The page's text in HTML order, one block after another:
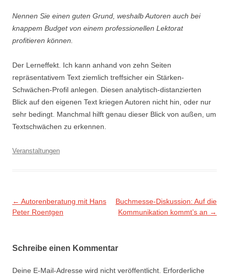
Nennen Sie einen guten Grund, weshalb Autoren auch bei
knappem Budget von einem professionellen Lektorat
profitieren können.
Der Lerneffekt. Ich kann anhand von zehn Seiten
repräsentativem Text ziemlich treffsicher ein Stärken-
Schwächen-Profil anlegen. Diesen analytisch-distanzierten
Blick auf den eigenen Text kriegen Autoren nicht hin, oder nur
sehr bedingt. Manchmal hilft genau dieser Blick von außen, um
Textschwächen zu erkennen.
Veranstaltungen
Beitragsnavigation
← Autorenberatung mit Hans
Peter Roentgen
Buchmesse-Diskussion: Auf die
Kommunikation kommt’s an →
Schreibe einen Kommentar
Deine E-Mail-Adresse wird nicht veröffentlicht. Erforderliche